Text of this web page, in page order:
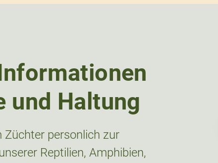
und Haltung
personlich zur
Reptilien, Amphibien,